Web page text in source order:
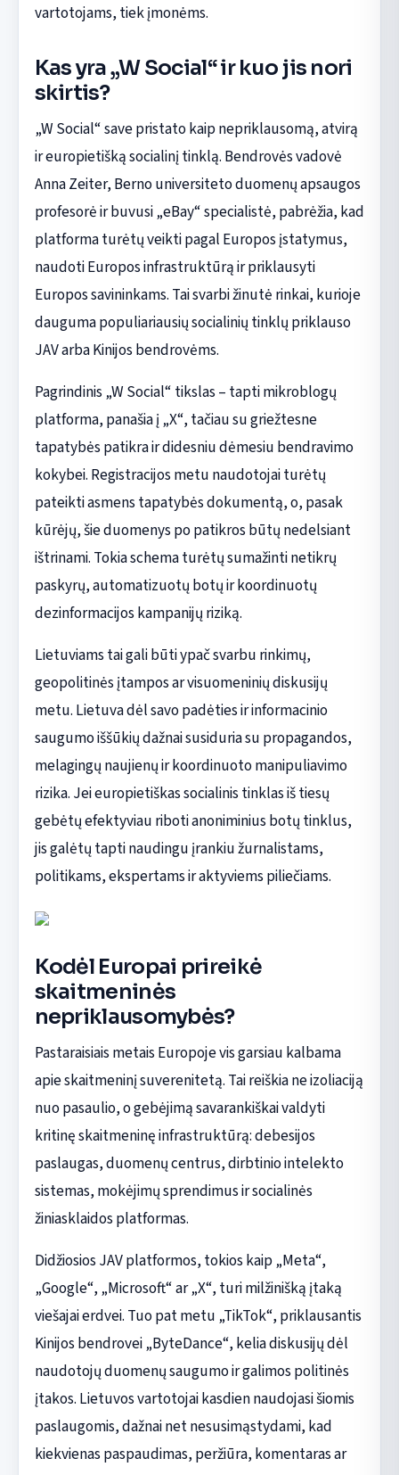
vartotojams, tiek įmonėms.
Kas yra „W Social“ ir kuo jis nori
skirtis?
„W Social“ save pristato kaip nepriklausomą, atvirą
ir europietišką socialinį tinklą. Bendrovės vadovė
Anna Zeiter, Berno universiteto duomenų apsaugos
profesorė ir buvusi „eBay“ specialistė, pabrėžia, kad
platforma turėtų veikti pagal Europos įstatymus,
naudoti Europos infrastruktūrą ir priklausyti
Europos savininkams. Tai svarbi žinutė rinkai, kurioje
dauguma populiariausių socialinių tinklų priklauso
JAV arba Kinijos bendrovėms.
Pagrindinis „W Social“ tikslas – tapti mikroblogų
platforma, panašia į „X“, tačiau su griežtesne
tapatybės patikra ir didesniu dėmesiu bendravimo
kokybei. Registracijos metu naudotojai turėtų
pateikti asmens tapatybės dokumentą, o, pasak
kūrėjų, šie duomenys po patikros būtų nedelsiant
ištrinami. Tokia schema turėtų sumažinti netikrų
paskyrų, automatizuotų botų ir koordinuotų
dezinformacijos kampanijų riziką.
Lietuviams tai gali būti ypač svarbu rinkimų,
geopolitinės įtampos ar visuomeninių diskusijų
metu. Lietuva dėl savo padėties ir informacinio
saugumo iššūkių dažnai susiduria su propagandos,
melagingų naujienų ir koordinuoto manipuliavimo
rizika. Jei europietiškas socialinis tinklas iš tiesų
gebėtų efektyviau riboti anoniminius botų tinklus,
jis galėtų tapti naudingu įrankiu žurnalistams,
politikams, ekspertams ir aktyviems piliečiams.
Kodėl Europai prireikė
skaitmeninės
nepriklausomybės?
Pastaraisiais metais Europoje vis garsiau kalbama
apie skaitmeninį suverenitetą. Tai reiškia ne izoliaciją
nuo pasaulio, o gebėjimą savarankiškai valdyti
kritinę skaitmeninę infrastruktūrą: debesijos
paslaugas, duomenų centrus, dirbtinio intelekto
sistemas, mokėjimų sprendimus ir socialinės
žiniasklaidos platformas.
Didžiosios JAV platformos, tokios kaip „Meta“,
„Google“, „Microsoft“ ar „X“, turi milžinišką įtaką
viešajai erdvei. Tuo pat metu „TikTok“, priklausantis
Kinijos bendrovei „ByteDance“, kelia diskusijų dėl
naudotojų duomenų saugumo ir galimos politinės
įtakos. Lietuvos vartotojai kasdien naudojasi šiomis
paslaugomis, dažnai net nesusimąstydami, kad
kiekvienas paspaudimas, peržiūra, komentaras ar